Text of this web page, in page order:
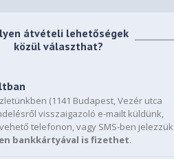
átvételi lehetőségek
közül választhat?
(1141 Budapest, Vezér utca
visszaigazoló e-mailt küldünk,
telefonon, vagy SMS-ben jelezzük
bankkártyával is fizethet.